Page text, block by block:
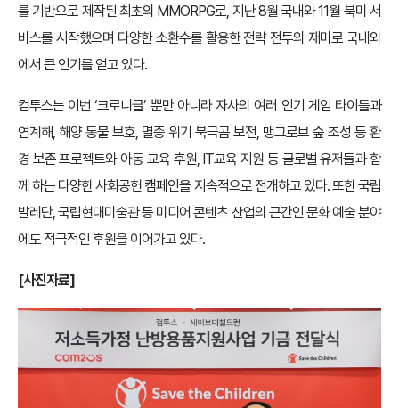
를 기반으로 제작된 최초의 MMORPG로, 지난 8월 국내와 11월 북미 서
비스를 시작했으며 다양한 소환수를 활용한 전략 전투의 재미로 국내외
에서 큰 인기를 얻고 있다.
컴투스는 이번 ‘크로니클’ 뿐만 아니라 자사의 여러 인기 게임 타이틀과
연계해, 해양 동물 보호, 멸종 위기 북극곰 보전, 맹그로브 숲 조성 등 환
경 보존 프로젝트와 아동 교육 후원, IT교육 지원 등 글로벌 유저들과 함
께 하는 다양한 사회공헌 캠페인을 지속적으로 전개하고 있다. 또한 국립
발레단, 국립현대미술관 등 미디어 콘텐츠 산업의 근간인 문화 예술 분야
에도 적극적인 후원을 이어가고 있다.
[사진자료]